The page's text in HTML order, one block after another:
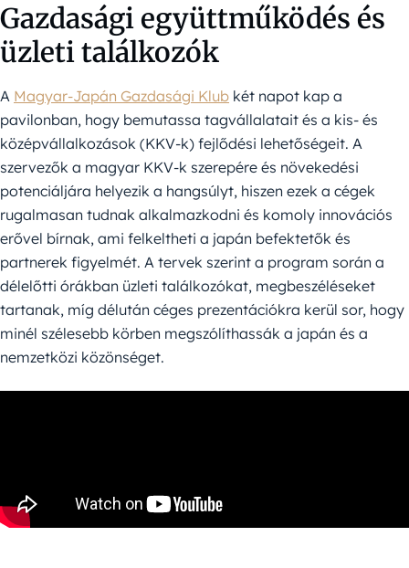
Gazdasági együttműködés és
üzleti találkozók
A Magyar-Japán Gazdasági Klub két napot kap a
pavilonban, hogy bemutassa tagvállalatait és a kis- és
középvállalkozások (KKV-k) fejlődési lehetőségeit. A
szervezők a magyar KKV-k szerepére és növekedési
potenciáljára helyezik a hangsúlyt, hiszen ezek a cégek
rugalmasan tudnak alkalmazkodni és komoly innovációs
erővel bírnak, ami felkeltheti a japán befektetők és
partnerek figyelmét. A tervek szerint a program során a
délelőtti órákban üzleti találkozókat, megbeszéléseket
tartanak, míg délután céges prezentációkra kerül sor, hogy
minél szélesebb körben megszólíthassák a japán és a
nemzetközi közönséget.